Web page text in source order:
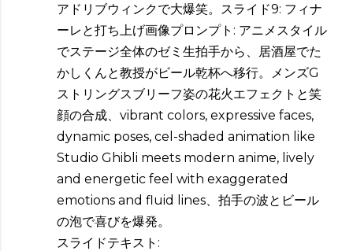
アドリブウィンクで大爆笑。スライド9: フィナ
ーレと打ち上げ画像プロンプト: アニメスタイル
でステージ全体のゼミ生拍手から、居酒屋でた
かしくんと教授がビール乾杯へ移行。メンズG
ストリングスブリーフ姿の花火エフェクトと笑
顔の合成、vibrant colors, expressive faces,
dynamic poses, cel-shaded animation like
Studio Ghibli meets modern anime, lively
and energetic feel with exaggerated
emotions and fluid lines、拍手の波とビール
の泡で喜びを爆発。
スライドテキスト: